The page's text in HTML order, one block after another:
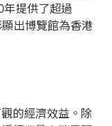
提供了超過
出博覽館為香港
的經濟效益。除